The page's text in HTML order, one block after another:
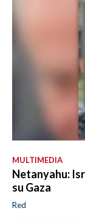
MULTIMEDIA
Netanyahu:
su Gaza
Red